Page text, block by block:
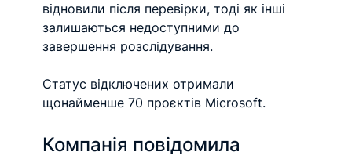
відновили після перевірки, тоді як інші
залишаються недоступними до
завершення розслідування.
Статус відключених отримали
щонайменше 70 проєктів Microsoft.
Компанія повідомила